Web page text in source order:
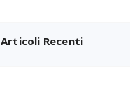
Articoli Recenti